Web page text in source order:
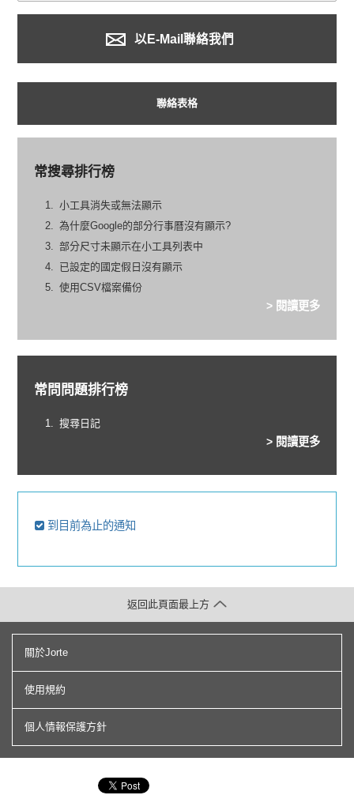
以E-Mail聯絡我們
聯絡表格
常搜尋排行榜
小工具消失或無法顯示
為什麼Google的部分行事曆沒有顯示?
部分尺寸未顯示在小工具列表中
已設定的國定假日沒有顯示
使用CSV檔案備份
> 閱讀更多
常問問題排行榜
搜尋日記
> 閱讀更多
到目前為止的通知
關於Jorte
使用規約
個人情報保護方針
返回此頁面最上方